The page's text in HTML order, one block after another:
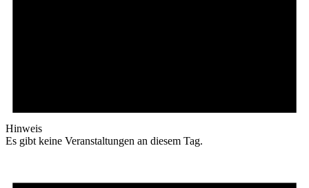
Hinweis
Es gibt keine Veranstaltungen an diesem Tag.